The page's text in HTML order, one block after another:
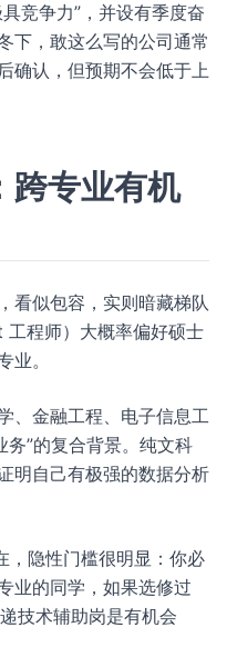
竞争力”，并设有季度奋
下，敢这么写的公司通常
确认，但预期不会低于上
跨专业有机
看似包容，实则暗藏梯队
程师）大概率偏好硕士
业。
、金融工程、电子信息工
”的复合背景。纯文科
明自己有极强的数据分析
，隐性门槛很明显：你必
业的同学，如果选修过
技术辅助岗是有机会